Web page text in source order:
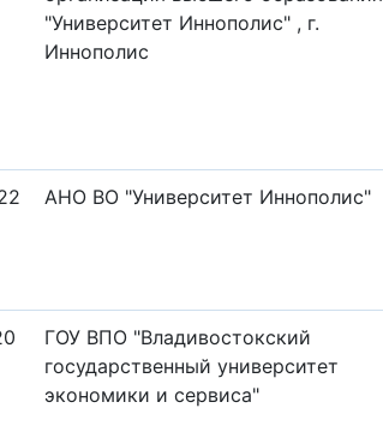
"Университет Иннополис" , г.
Иннополис
АНО ВО "Университет Иннополис"
ГОУ ВПО "Владивостокский
государственный университет
экономики и сервиса"